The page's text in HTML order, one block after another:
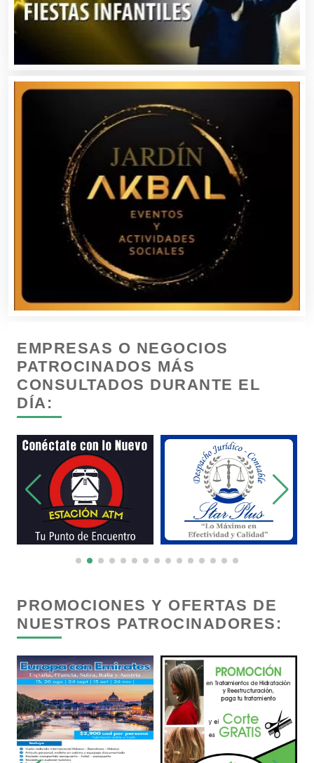
Combustibles y Lubricantes
Compresores de aire
Computadoras
Conferencias Empresariales
Construcciones en General
Control de Plagas
Copiadoras
Cortinas, Persianas y Alfombras
Cremerías y Salchichonerías
Cromadoras
Decoración de Interiores
Dentistas
EMPRESAS O NEGOCIOS
PATROCINADOS MÁS
CONSULTADOS DURANTE EL
DÍA:
PROMOCIONES Y OFERTAS DE
NUESTROS PATROCINADORES: